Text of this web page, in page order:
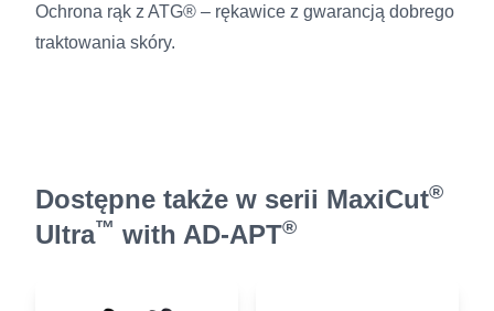
Ochrona rąk z ATG® – rękawice z gwarancją dobrego
traktowania skóry.
Dostępne także w serii MaxiCut®
Ultra™ with AD-APT®